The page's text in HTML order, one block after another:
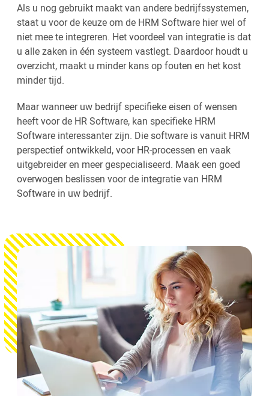
Als u nog gebruikt maakt van andere bedrijfssystemen,
staat u voor de keuze om de HRM Software hier wel of
niet mee te integreren. Het voordeel van integratie is dat
u alle zaken in één systeem vastlegt. Daardoor houdt u
overzicht, maakt u minder kans op fouten en het kost
minder tijd.
Maar wanneer uw bedrijf specifieke eisen of wensen
heeft voor de HR Software, kan specifieke HRM
Software interessanter zijn. Die software is vanuit HRM
perspectief ontwikkeld, voor HR-processen en vaak
uitgebreider en meer gespecialiseerd. Maak een goed
overwogen beslissen voor de integratie van HRM
Software in uw bedrijf.